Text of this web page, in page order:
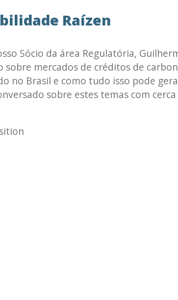
Raízen
Sócio da área Regulatória,
mercados de créditos de
no Brasil e como tudo isso pode
sobre estes temas com